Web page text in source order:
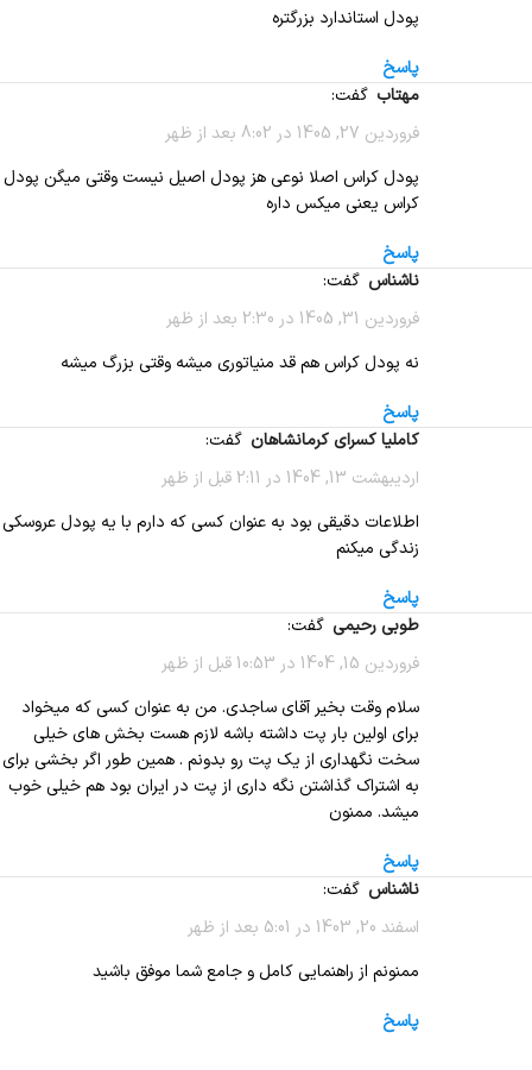
پودل استاندارد بزرگتره
پاسخ
مهتاب گفت:
فروردین 27, 1405 در 8:02 بعد از ظهر
پودل کراس اصلا نوعی هز پودل اصیل نیست وقتی میگن پودل
کراس یعنی میکس داره
پاسخ
ناشناس گفت:
فروردین 31, 1405 در 2:30 بعد از ظهر
نه پودل کراس هم قد منیاتوری میشه وقتی بزرگ میشه
پاسخ
کاملیا کسرای کرمانشاهان گفت:
اردیبهشت 13, 1404 در 2:11 قبل از ظهر
اطلاعات دقیقی بود به عنوان کسی که دارم با یه پودل عروسکی
زندگی میکنم
پاسخ
طوبی رحیمی گفت:
فروردین 15, 1404 در 10:53 قبل از ظهر
سلام وقت بخیر آقای ساجدی. من به عنوان کسی که میخواد
برای اولین بار پت داشته باشه لازم هست بخش های خیلی
سخت نگهداری از یک پت رو بدونم . همین طور اگر بخشی برای
به اشتراک گذاشتن نگه داری از پت در ایران بود هم خیلی خوب
میشد. ممنون
پاسخ
ناشناس گفت:
اسفند 20, 1403 در 5:01 بعد از ظهر
ممنونم از راهنمایی کامل و جامع شما موفق باشید
پاسخ